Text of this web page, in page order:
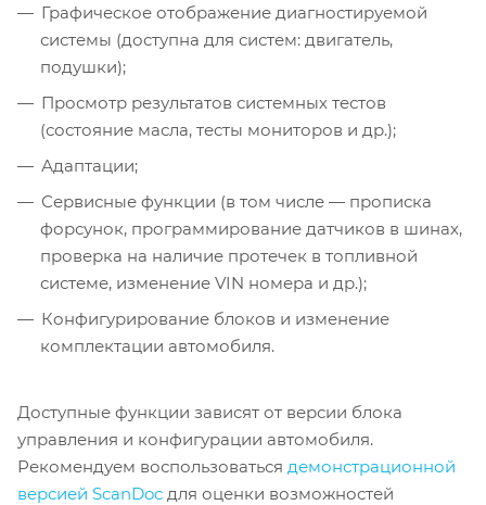
Графическое отображение диагностируемой
системы (доступна для систем: двигатель,
подушки);
Просмотр результатов системных тестов
(состояние масла, тесты мониторов и др.);
Адаптации;
Сервисные функции (в том числе — прописка
форсунок, программирование датчиков в шинах,
проверка на наличие протечек в топливной
системе, изменение VIN номера и др.);
Конфигурирование блоков и изменение
комплектации автомобиля.
Доступные функции зависят от версии блока
управления и конфигурации автомобиля.
Рекомендуем воспользоваться демонстрационной
версией ScanDoc для оценки возможностей